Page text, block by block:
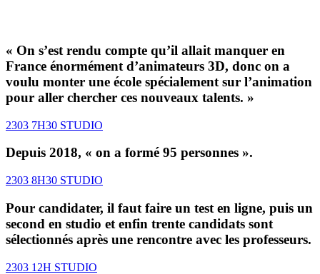
« On s’est rendu compte qu’il allait manquer en
France énormément d’animateurs 3D, donc on a
voulu monter une école spécialement sur l’animation
pour aller chercher ces nouveaux talents. »
2303 7H30 STUDIO
Depuis 2018, « on a formé 95 personnes ».
2303 8H30 STUDIO
Pour candidater, il faut faire un test en ligne, puis un
second en studio et enfin trente candidats sont
sélectionnés après une rencontre avec les professeurs.
2303 12H STUDIO